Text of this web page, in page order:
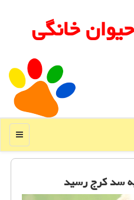
خانگی
منو
سد كرج رسید